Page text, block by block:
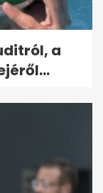
a